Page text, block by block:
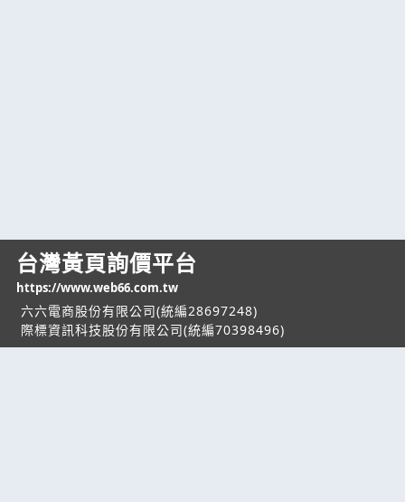
台灣黃頁詢價平台
https://www.web66.com.tw
六六電商股份有限公司(統編28697248)
際標資訊科技股份有限公司(統編70398496)